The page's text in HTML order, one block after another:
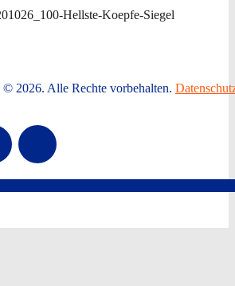
2026. Alle Rechte vorbehalten.